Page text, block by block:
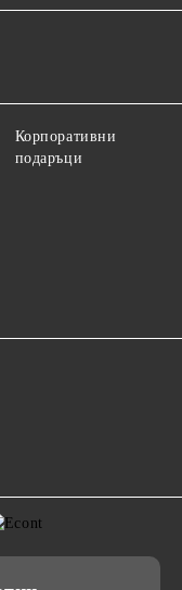
Корпоративни
подаръци